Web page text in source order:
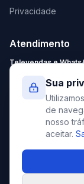
Privacidade
Atendimento
Televendas e
Sábado: 9:00 -
+55 51 4042-9413
Sua
de
nosso
aceitar.